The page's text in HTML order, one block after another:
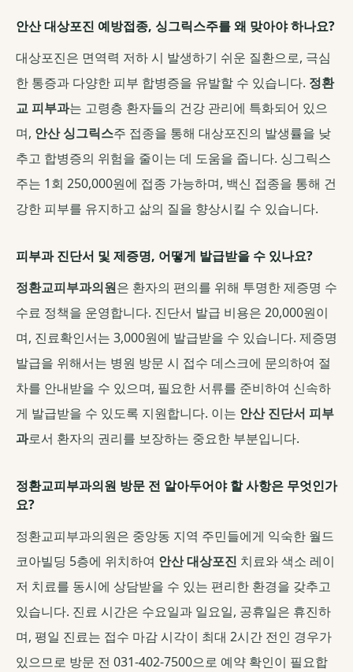
안산 대상포진 예방접종, 싱그릭스주를 왜 맞아야 하나요?
대상포진은 면역력 저하 시 발생하기 쉬운 질환으로, 극심
한 통증과 다양한 피부 합병증을 유발할 수 있습니다. 정환
교 피부과는 고령층 환자들의 건강 관리에 특화되어 있으
며, 안산 싱그릭스주 접종을 통해 대상포진의 발생률을 낮
추고 합병증의 위험을 줄이는 데 도움을 줍니다. 싱그릭스
주는 1회 250,000원에 접종 가능하며, 백신 접종을 통해 건
강한 피부를 유지하고 삶의 질을 향상시킬 수 있습니다.
피부과 진단서 및 제증명, 어떻게 발급받을 수 있나요?
정환교피부과의원은 환자의 편의를 위해 투명한 제증명 수
수료 정책을 운영합니다. 진단서 발급 비용은 20,000원이
며, 진료확인서는 3,000원에 발급받을 수 있습니다. 제증명
발급을 위해서는 병원 방문 시 접수 데스크에 문의하여 절
차를 안내받을 수 있으며, 필요한 서류를 준비하여 신속하
게 발급받을 수 있도록 지원합니다. 이는 안산 진단서 피부
과로서 환자의 권리를 보장하는 중요한 부분입니다.
정환교피부과의원 방문 전 알아두어야 할 사항은 무엇인가
요?
정환교피부과의원은 중앙동 지역 주민들에게 익숙한 월드
코아빌딩 5층에 위치하여 안산 대상포진 치료와 색소 레이
저 치료를 동시에 상담받을 수 있는 편리한 환경을 갖추고
있습니다. 진료 시간은 수요일과 일요일, 공휴일은 휴진하
며, 평일 진료는 접수 마감 시각이 최대 2시간 전인 경우가
있으므로 방문 전 031-402-7500으로 예약 확인이 필요합